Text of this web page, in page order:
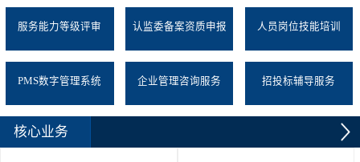
服务能力等级评审 认监委备案资质申报 人员岗位技能培训
PMS数字管理系统 企业管理咨询服务 招投标辅导服务
核心业务